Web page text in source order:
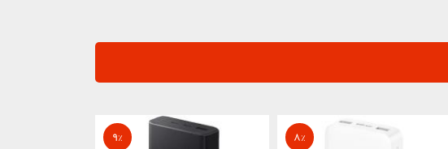
9% 8%